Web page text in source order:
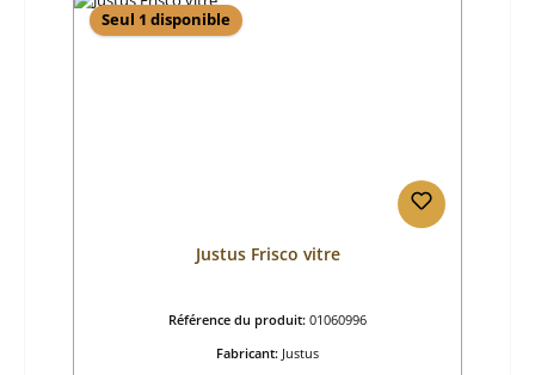
Seul 1 disponible
Justus Frisco vitre
Référence du produit: 01060996
Fabricant: Justus